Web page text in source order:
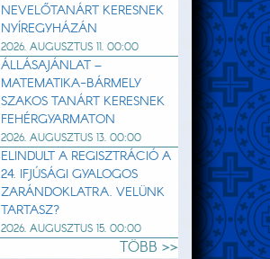
NEVELŐTANÁRT KERESNEK
NYÍREGYHÁZÁN
2026. AUGUSZTUS 11. 00:00
ÁLLÁSAJÁNLAT –
MATEMATIKA-BÁRMELY
SZAKOS TANÁRT KERESNEK
FEHÉRGYARMATON
2026. AUGUSZTUS 13. 00:00
ELINDULT A REGISZTRÁCIÓ A
24. IFJÚSÁGI GYALOGOS
ZARÁNDOKLATRA. VELÜNK
TARTASZ?
2026. AUGUSZTUS 15. 00:00
TÖBB >>